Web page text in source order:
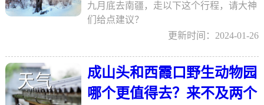
九月底去南疆，走以下这个行程，请大神
们给点建议？
更新时间：2024-01-26
成山头和西霞口野生动物园
哪个更值得去？来不及两个